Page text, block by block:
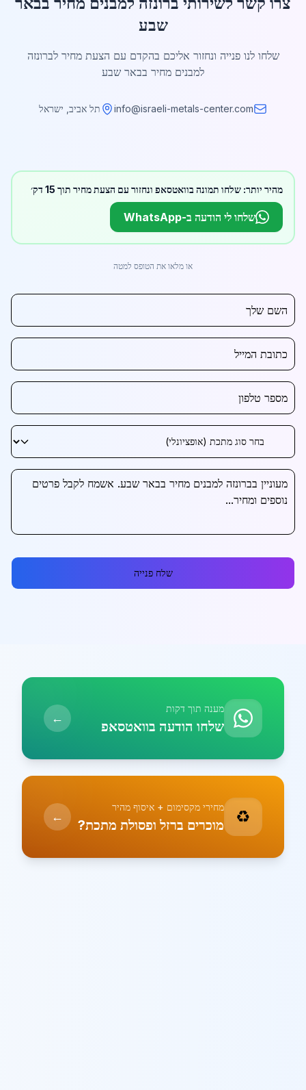
שבע
שלחו לנו פנייה ונחזור אליכם בהקדם עם הצעת מחיר לברונזה
למבנים מחיר בבאר שבע
info@israeli-metals-center.com תל אביב, ישראל
מהיר יותר: שלחו תמונה בוואטסאפ ונחזור עם הצעת מחיר תוך 15 דק׳
שלחו לי הודעה ב-WhatsApp
או מלאו את הטופס למטה
שלח פנייה
מענה תוך דקות
שלחו הודעה בוואטסאפ ←
♻️ מחירי מקסימום + איסוף מהיר
מוכרים ברזל ופסולת מתכת? ←